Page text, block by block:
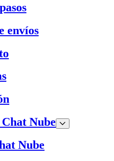
envíos
Nube
Nube